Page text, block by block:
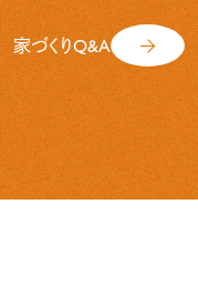
家づくりQ&A